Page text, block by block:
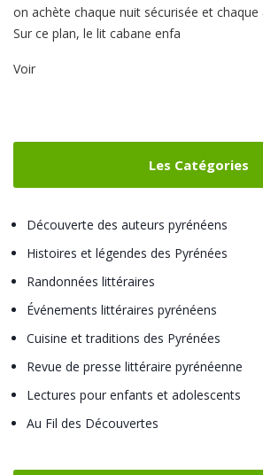
on achète chaque nuit sécurisée et chaque
Sur ce plan, le lit cabane enfa
Voir
Les Catégories
Découverte des auteurs pyrénéens
Histoires et légendes des Pyrénées
Randonnées littéraires
Événements littéraires pyrénéens
Cuisine et traditions des Pyrénées
Revue de presse littéraire pyrénéenne
Lectures pour enfants et adolescents
Au Fil des Découvertes